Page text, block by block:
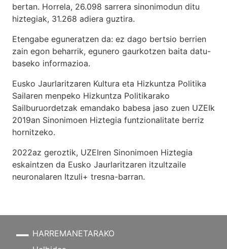
bertan. Horrela, 26.098 sarrera sinonimodun ditu
hiztegiak, 31.268 adiera guztira.
Etengabe eguneratzen da: ez dago bertsio berrien
zain egon beharrik, egunero gaurkotzen baita datu-
baseko informazioa.
Eusko Jaurlaritzaren Kultura eta Hizkuntza Politika
Sailaren menpeko Hizkuntza Politikarako
Sailburuordetzak emandako babesa jaso zuen UZEIk
2019an Sinonimoen Hiztegia funtzionalitate berriz
hornitzeko.
2022az geroztik, UZEIren Sinonimoen Hiztegia
eskaintzen da Eusko Jaurlaritzaren itzultzaile
neuronalaren Itzuli+ tresna-barran.
HARREMANETARAKO